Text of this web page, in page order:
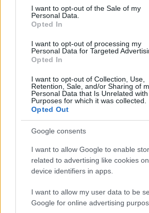
consent section.
I want to opt-out of the Sale of my
Personal Data.
Opted In
I want to opt-out of processing my
Personal Data for Targeted
Opted In
I want to opt-out of Collection, Use,
Retention, Sale, and/or Sharing of
Personal Data that Is Unrelated
Purposes for which it was collected.
Opted Out
Google consents
I want to allow Google to enable
related to advertising like cookies
device identifiers in apps.
I want to allow my user data to be
Google for online advertising
Bemutató: 2006. február 9. 19h -
forrás:KOVÁTSMŰHELY
Ajánlott bejegyzések:
Meghalt Böröndi